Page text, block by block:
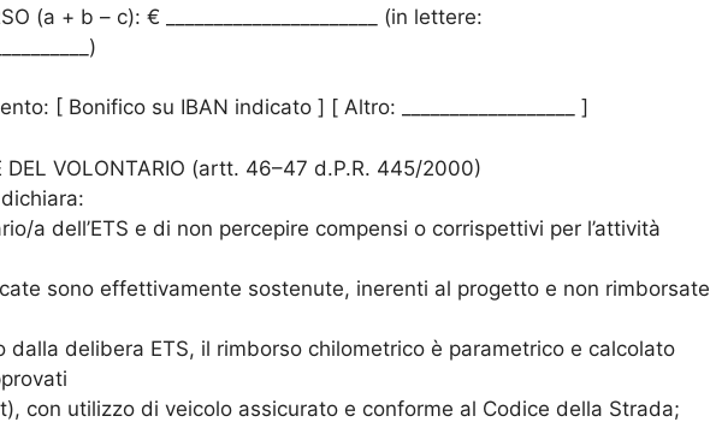
(a + b – c): € ______________________ (in lettere:
[ Bonifico su IBAN indicato ] [ Altro: __________________ ]
DEL VOLONTARIO (artt. 46–47 d.P.R. 445/2000)
a dell’ETS e di non percepire compensi o corrispettivi per l’attività
sono effettivamente sostenute, inerenti al progetto e non rimborsate
dalla delibera ETS, il rimborso chilometrico è parametrico e calcolato
con utilizzo di veicolo assicurato e conforme al Codice della Strada;